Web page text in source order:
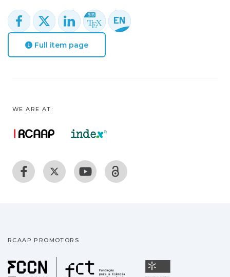
Full item page
WE ARE AT:
RCAAP PROMOTORS
Fundação para a